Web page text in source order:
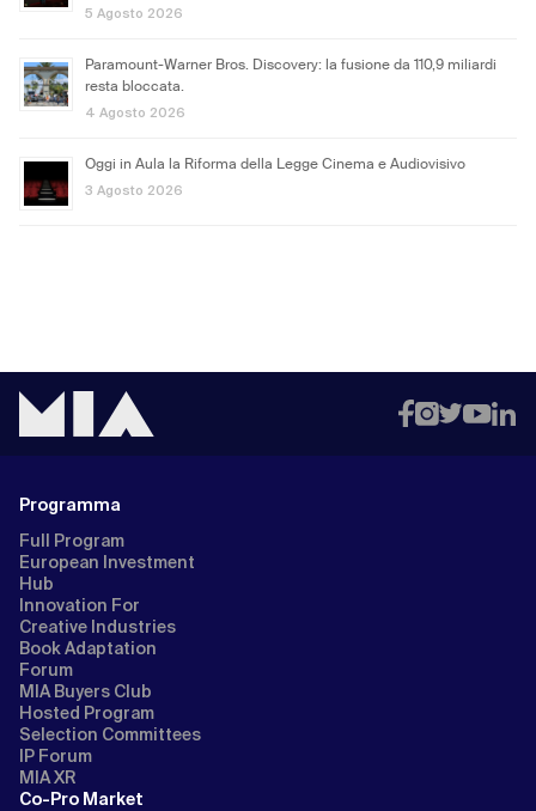
5 Agosto 2026
Paramount-Warner Bros. Discovery: la fusione da 110,9 miliardi
resta bloccata.
4 Agosto 2026
Oggi in Aula la Riforma della Legge Cinema e Audiovisivo
3 Agosto 2026
Programma
Full Program
European Investment
Hub
Innovation For
Creative Industries
Book Adaptation
Forum
MIA Buyers Club
Hosted Program
Selection Committees
IP Forum
MIA XR
Co-Pro Market